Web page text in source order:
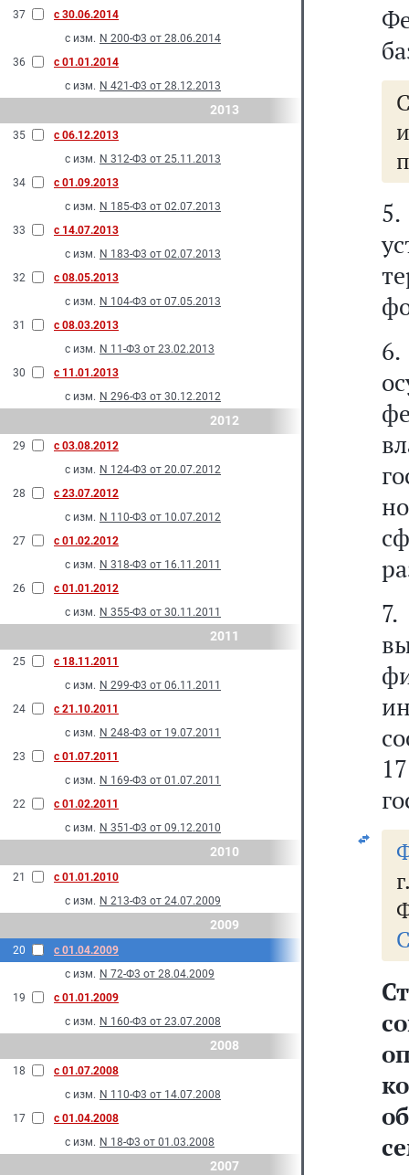
37
с 30.06.2014
с изм. N 200-Ф3 от 28.06.2014
36
с 01.01.2014
с изм. N 421-Ф3 от 28.12.2013
2013
35
с 06.12.2013
с изм. N 312-Ф3 от 25.11.2013
34
с 01.09.2013
с изм. N 185-Ф3 от 02.07.2013
33
с 14.07.2013
с изм. N 183-Ф3 от 02.07.2013
32
с 08.05.2013
с изм. N 104-Ф3 от 07.05.2013
31
с 08.03.2013
с изм. N 11-Ф3 от 23.02.2013
30
с 11.01.2013
с изм. N 296-Ф3 от 30.12.2012
2012
29
с 03.08.2012
с изм. N 124-Ф3 от 20.07.2012
28
с 23.07.2012
с изм. N 110-Ф3 от 10.07.2012
27
с 01.02.2012
с изм. N 318-Ф3 от 16.11.2011
26
с 01.01.2012
с изм. N 355-Ф3 от 30.11.2011
2011
25
с 18.11.2011
с изм. N 299-Ф3 от 06.11.2011
24
с 21.10.2011
с изм. N 248-Ф3 от 19.07.2011
23
с 01.07.2011
с изм. N 169-Ф3 от 01.07.2011
22
с 01.02.2011
с изм. N 351-Ф3 от 09.12.2010
2010
21
с 01.01.2010
с изм. N 213-Ф3 от 24.07.2009
2009
20
с 01.04.2009
с изм. N 72-Ф3 от 28.04.2009
19
с 01.01.2009
с изм. N 160-Ф3 от 23.07.2008
2008
18
с 01.07.2008
с изм. N 110-Ф3 от 14.07.2008
17
с 01.04.2008
с изм. N 18-Ф3 от 01.03.2008
2007